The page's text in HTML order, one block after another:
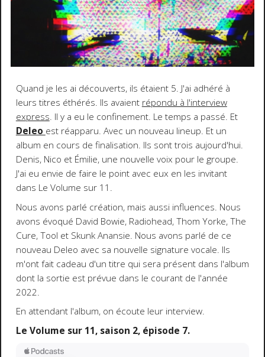
Quand je les ai découverts, ils étaient 5. J'ai adhéré à
leurs titres éthérés. Ils avaient répondu à l'interview
express. Il y a eu le confinement. Le temps a passé. Et
Deleo est réapparu. Avec un nouveau lineup. Et un
album en cours de finalisation. Ils sont trois aujourd'hui.
Denis, Nico et Émilie, une nouvelle voix pour le groupe.
J'ai eu envie de faire le point avec eux en les invitant
dans Le Volume sur 11.
Nous avons parlé création, mais aussi influences. Nous
avons évoqué David Bowie, Radiohead, Thom Yorke, The
Cure, Tool et Skunk Anansie. Nous avons parlé de ce
nouveau Deleo avec sa nouvelle signature vocale. Ils
m'ont fait cadeau d'un titre qui sera présent dans l'album
dont la sortie est prévue dans le courant de l'année
2022.
En attendant l'album, on écoute leur interview.
Le Volume sur 11, saison 2, épisode 7.